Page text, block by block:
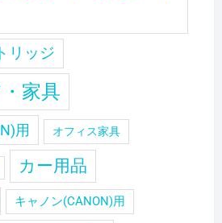
リッジ
家具
用 オフィス家具
カー用品
キャノン(CANON)用